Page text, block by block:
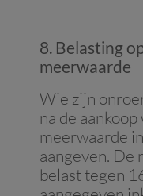
8. Belasting
meerwaarde
Wie zijn
na de
meerwaarde
aangeven. De
belast tegen